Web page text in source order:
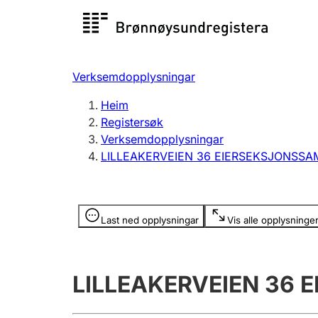
Registersøk
Registrere, endre, slette
Verksemdopplysningar
Heim
Registersøk
Verksemdopplysningar
LILLEAKERVEIEN 36
Last ned opplysningar Vis alle opplysninger
Opplysninger er skjult
LILLEAKERVEIEN 36